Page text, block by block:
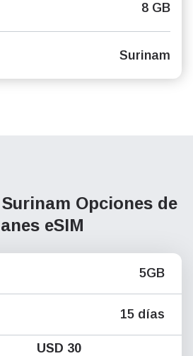
8 GB
Surinam
Opciones de
eSIM
5GB
15 días
USD 30